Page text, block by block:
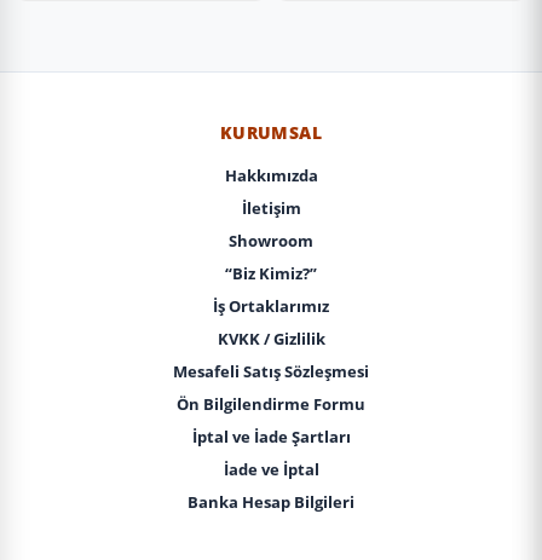
KURUMSAL
Hakkımızda
İletişim
Showroom
“Biz Kimiz?”
İş Ortaklarımız
KVKK / Gizlilik
Mesafeli Satış Sözleşmesi
Ön Bilgilendirme Formu
İptal ve İade Şartları
İade ve İptal
Banka Hesap Bilgileri